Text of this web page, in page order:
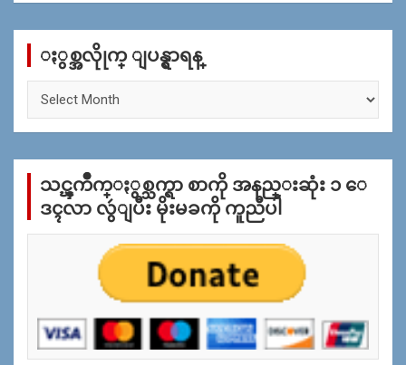
c
ႏွစ္အလိုုက္ ျပန္ရွာရန္
န္
သင္ၾကိဳက္ႏွစ္သက္ရာ စာကို အနည္းဆုံး ၁ ေ
ဒၚလာ လွဴျပီး မိုးမခကို ကူညီပါ